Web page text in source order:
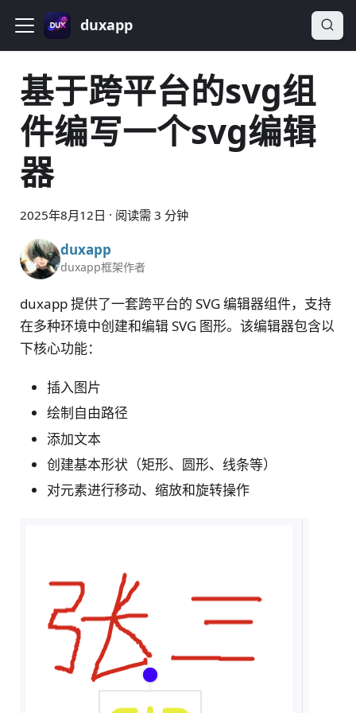
duxapp
基于跨平台的svg组
件编写一个svg编辑
器
2025年8月12日 · 阅读需 3 分钟
duxapp
duxapp框架作者
duxapp 提供了一套跨平台的 SVG 编辑器组件，支持
在多种环境中创建和编辑 SVG 图形。该编辑器包含以
下核心功能：
插入图片
绘制自由路径
添加文本
创建基本形状（矩形、圆形、线条等）
对元素进行移动、缩放和旋转操作